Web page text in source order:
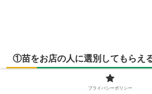
①苗をお店の人に選別してもらえ
バラ専門店か、バラに力を入れてい
プライバシーポリシー